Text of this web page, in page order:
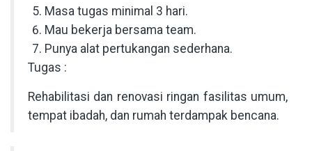
Masa tugas minimal 3 hari.
Mau bekerja bersama team.
Punya alat pertukangan sederhana.
Tugas :
Rehabilitasi dan renovasi ringan fasilitas umum,
tempat ibadah, dan rumah terdampak bencana.